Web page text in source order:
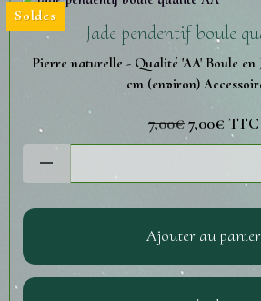
Soldes
Jade pendentif boule
Pierre naturelle - Qualité 'AA' Boule en
cm (environ)
7,00€7,00€ TTC
Ajouter au panier